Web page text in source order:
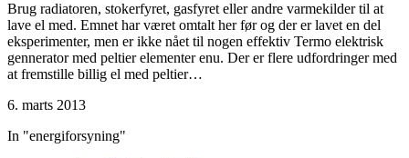
Brug radiatoren, stokerfyret, gasfyret eller andre varmekilder til at
lave el med. Emnet har været omtalt her før og der er lavet en del
eksperimenter, men er ikke nået til nogen effektiv Termo elektrisk
gennerator med peltier elementer enu. Der er flere udfordringer med
at fremstille billig el med peltier…
6. marts 2013
In "energiforsyning"